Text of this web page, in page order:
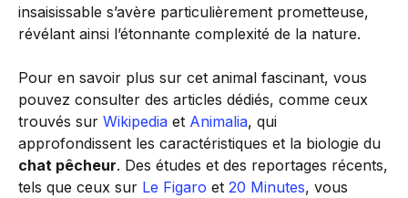
insaisissable s’avère particulièrement prometteuse,
révélant ainsi l’étonnante complexité de la nature.
Pour en savoir plus sur cet animal fascinant, vous
pouvez consulter des articles dédiés, comme ceux
trouvés sur Wikipedia et Animalia, qui
approfondissent les caractéristiques et la biologie du
chat pêcheur. Des études et des reportages récents,
tels que ceux sur Le Figaro et 20 Minutes, vous